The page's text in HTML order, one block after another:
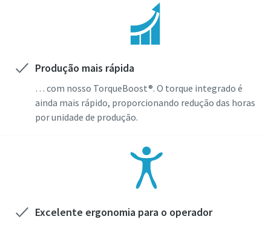
Produção mais rápida
… com nosso TorqueBoost®. O torque integrado é
ainda mais rápido, proporcionando redução das horas
por unidade de produção.
Excelente ergonomia para o operador